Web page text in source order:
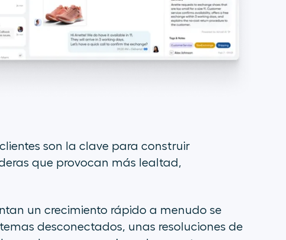
son la clave para construir
que provocan más lealtad,
un crecimiento rápido a menudo se
desconectados, unas resoluciones de